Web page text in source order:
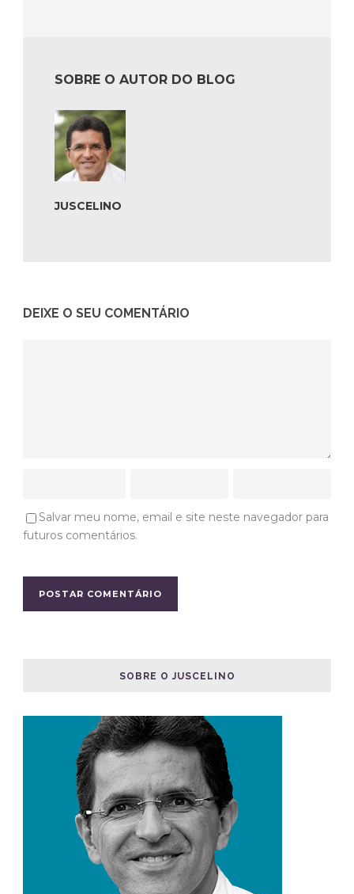
SOBRE O AUTOR DO BLOG
JUSCELINO
DEIXE O SEU COMENTÁRIO
Salvar meu nome, email e site neste navegador para
futuros comentários.
SOBRE O JUSCELINO